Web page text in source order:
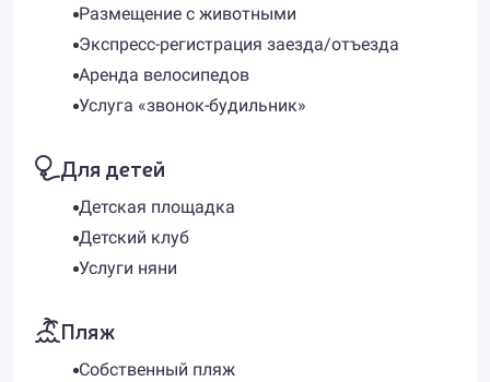
Размещение с животными
Экспресс-регистрация заезда/отъезда
Аренда велосипедов
Услуга «звонок-будильник»
Для детей
Детская площадка
Детский клуб
Услуги няни
Пляж
Собственный пляж